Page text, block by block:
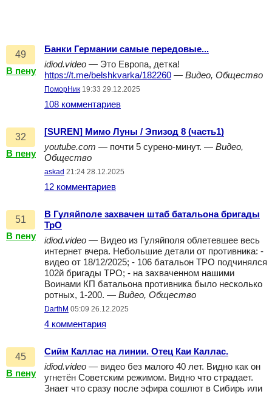
49
В пену
Банки Германии самые передовые...
idiod.video — Это Европа, детка!
https://t.me/belshkvarka/182260 — Видео, Общество
ПоморНик 19:33 29.12.2025
108 комментариев
32
В пену
[SUREN] Мимо Луны / Эпизод 8 (часть1)
youtube.com — почти 5 сурено-минут. — Видео,
Общество
askad 21:24 28.12.2025
12 комментариев
51
В пену
В Гуляйполе захвачен штаб батальона бригады
ТрО
idiod.video — Видео из Гуляйполя облетевшее весь
интернет вчера. Небольшие детали от противника: -
видео от 18/12/2025; - 106 батальон ТРО подчинялся
102й бригады ТРО; - на захваченном нашими
Воинами КП батальона противника было несколько
ротных, 1-200. — Видео, Общество
DarthM 05:09 26.12.2025
4 комментария
45
В пену
Сийм Каллас на линии. Отец Каи Каллас.
idiod.video — видео без малого 40 лет. Видно как он
угнетён Советским режимом. Видно что страдает.
Знает что сразу после эфира сошлют в Сибирь или